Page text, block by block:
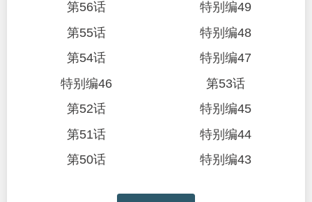
第56话
特别编49
第55话
特别编48
第54话
特别编47
特别编46
第53话
第52话
特别编45
第51话
特别编44
第50话
特别编43